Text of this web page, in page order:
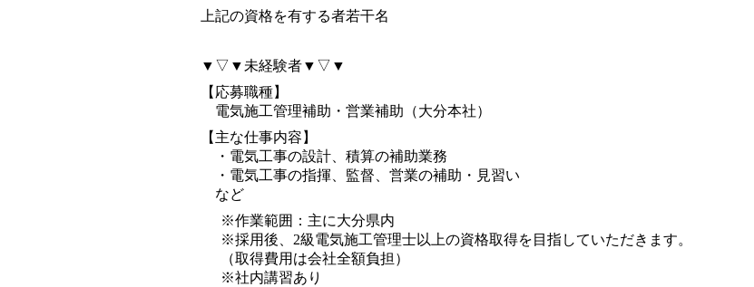
上記の資格を有する者若干名
▼▽▼未経験者▼▽▼
【応募職種】
電気施工管理補助・営業補助（大分本社）
【主な仕事内容】
・電気工事の設計、積算の補助業務
・電気工事の指揮、監督、営業の補助・見習い
など
※作業範囲：主に大分県内
※採用後、2級電気施工管理士以上の資格取得を目指していただきます。
（取得費用は会社全額負担）
※社内講習あり